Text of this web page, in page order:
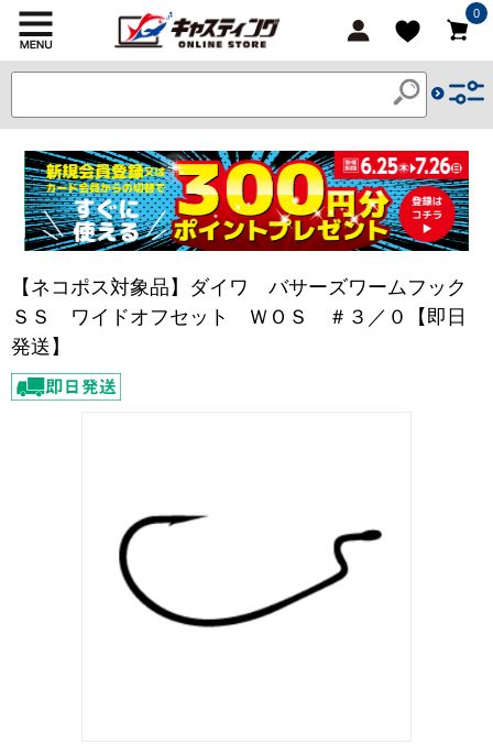
0
【ネコポス対象品】ダイワ バサーズワームフック
ＳＳ ワイドオフセット ＷＯＳ ＃３／０【即日
発送】